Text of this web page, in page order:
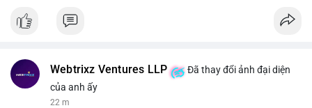
Tokenized Securities làm tài sản thế chấp và tổ chức cuộc thi
trong khi Ether cho thấy dấu hiệu bán tháo mạnh hơn;
CASHCAT tăng trưởng đột biến 120% nhờ Robinhood Chain.
#vlikevn #titanbot
📰 Nguồn: CoinDesk
Webtrixz Ventures LLP
Đã thay đổi ảnh đại diện
của anh ấy
22 m